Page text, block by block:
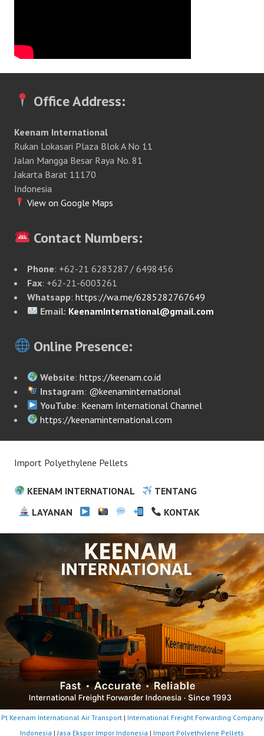
Office Address:
Keenam International
Rukan Lokasari Plaza Blok A No 11
Jalan Mangga Besar Raya No. 81
Jakarta Barat 11170
Indonesia
View on Google Maps
Contact Numbers:
Phone: +62-21 6283287 / 6498456
Fax: +62-21-6003261
Whatsapp: https://wa.me/6285282767649
Email: KeenamInternational@gmail.com
Online Presence:
Website:https://keenam.co.id
Instagram: @keenaminternational
YouTube: Keenam International Channel
https://keenaminternational.com
Import Polyethylene Pellets
KEENAM INTERNATIONAL
TENTANG
LAYANAN
KONTAK
Pt Keenam International Air Transport| International Freight Forwarding Company
Indonesia | Jasa Ekspor Impor Indonesia | Import Polyethylene Pellets